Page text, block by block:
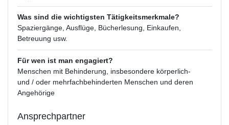
Was sind die wichtigsten Tätigkeitsmerkmale?
Spaziergänge, Ausflüge, Bücherlesung, Einkaufen,
Betreuung usw.
Für wen ist man engagiert?
Menschen mit Behinderung, insbesondere körperlich-
und / oder mehrfachbehinderten Menschen und deren
Angehörige
Ansprechpartner